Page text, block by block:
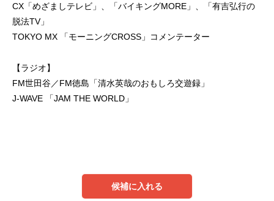
CX「めざましテレビ」、「バイキングMORE」、「有吉弘行の
脱法TV」
TOKYO MX 「モーニングCROSS」コメンテーター
【ラジオ】
FM世田谷／FM徳島「清水英哉のおもしろ交遊録」
J-WAVE 「JAM THE WORLD」
候補に入れる